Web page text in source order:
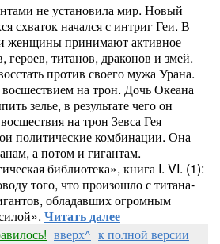
не установила мир. Новый
схваток начался с интриг Геи. В
женщины принимают активное
героев, титанов, драконов и змей.
против своего мужа Урана.
на трон. Дочь Океана
зелье, в результате чего он
на трон Зевса Гея
политические комбинации. Она
а потом и гигантам.
библиотека», книга I. VI. (1):
того, что про­изо­шло с тита­на­
обла­дав­ших огром­ным
Читать далее
вверх^ к полной версии